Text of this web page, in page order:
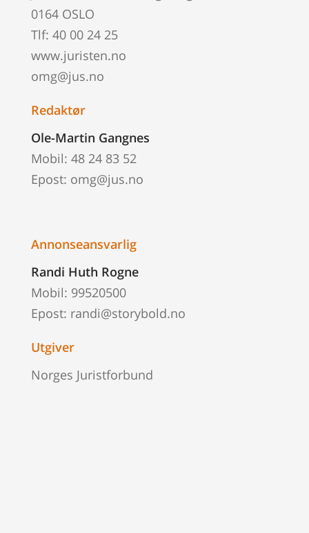
0164 OSLO
Tlf: 40 00 24 25
www.juristen.no
omg@jus.no
Redaktør
Ole-Martin Gangnes
Mobil: 48 24 83 52
Epost: omg@jus.no
Annonseansvarlig
Randi Huth Rogne
Mobil: 99520500
Epost: randi@storybold.no
Utgiver
Norges Juristforbund